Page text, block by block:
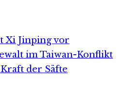
Xi Jinping vor
im Taiwan-Konflikt
der Säfte